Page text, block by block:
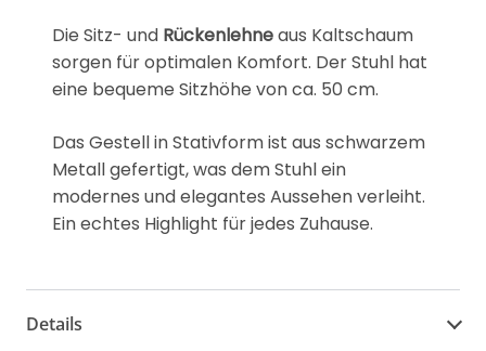
Die Sitz- und Rückenlehneaus Kaltschaum
sorgen für optimalen Komfort. Der Stuhl hat
eine bequeme Sitzhöhe von ca. 50 cm.
Das Gestell in Stativform ist aus schwarzem
Metall gefertigt, was dem Stuhl ein
modernes und elegantes Aussehen verleiht.
Ein echtes Highlight für jedes Zuhause.
Details